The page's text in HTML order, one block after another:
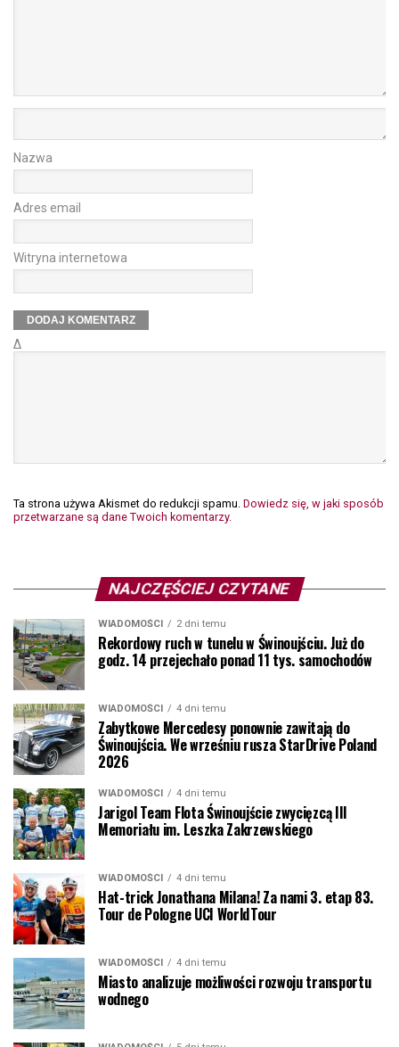
Nazwa
Adres email
Witryna internetowa
Δ
Ta strona używa Akismet do redukcji spamu. Dowiedz się, w jaki sposób
przetwarzane są dane Twoich komentarzy.
NAJCZĘŚCIEJ CZYTANE
WIADOMOŚCI 2 dni temu
Rekordowy ruch w tunelu w Świnoujściu. Już do
godz. 14 przejechało ponad 11 tys. samochodów
WIADOMOŚCI 4 dni temu
Zabytkowe Mercedesy ponownie zawitają do
Świnoujścia. We wrześniu rusza StarDrive Poland
2026
WIADOMOŚCI 4 dni temu
Jarigol Team Flota Świnoujście zwycięzcą III
Memoriału im. Leszka Zakrzewskiego
WIADOMOŚCI 4 dni temu
Hat-trick Jonathana Milana! Za nami 3. etap 83.
Tour de Pologne UCI WorldTour
WIADOMOŚCI 4 dni temu
Miasto analizuje możliwości rozwoju transportu
wodnego